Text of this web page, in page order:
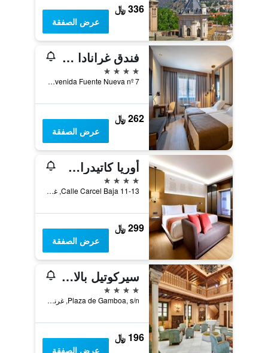
336 ﷼
عرض الصفقة
فندق غرانادا سنتر
4 نجوم
Avenida Fuente Nueva nº 7, غرناطة, منطقة أندلوسيا, أسبانيا
262 ﷼
عرض الصفقة
أوريا كاتيدرال باي يورو ستارز هوتل كامباني
4 نجوم
Calle Carcel Baja 11-13, غرناطة, منطقة أندلوسيا, أسبانيا
299 ﷼
عرض الصفقة
سيركوتيل بالاثيو دي لوس جامبوا
4 نجوم
Plaza de Gamboa, s/n, غرناطة, منطقة أندلوسيا, أسبانيا
196 ﷼
عرض الصفقة